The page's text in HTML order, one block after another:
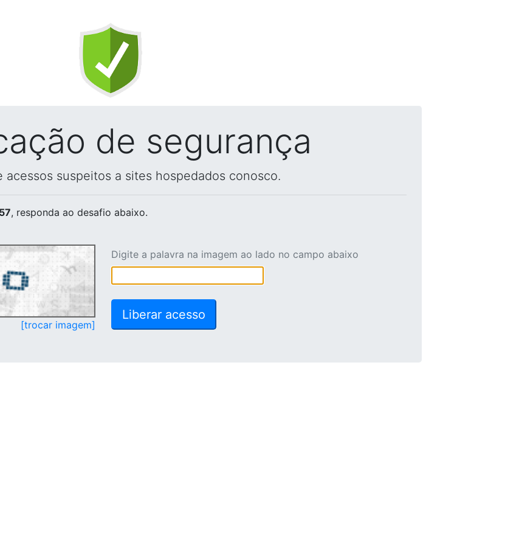
de segurança
suspeitos a sites hospedados conosco.
, responda ao desafio abaixo.
[trocar imagem]
Digite a palavra na imagem ao lado no campo abaixo